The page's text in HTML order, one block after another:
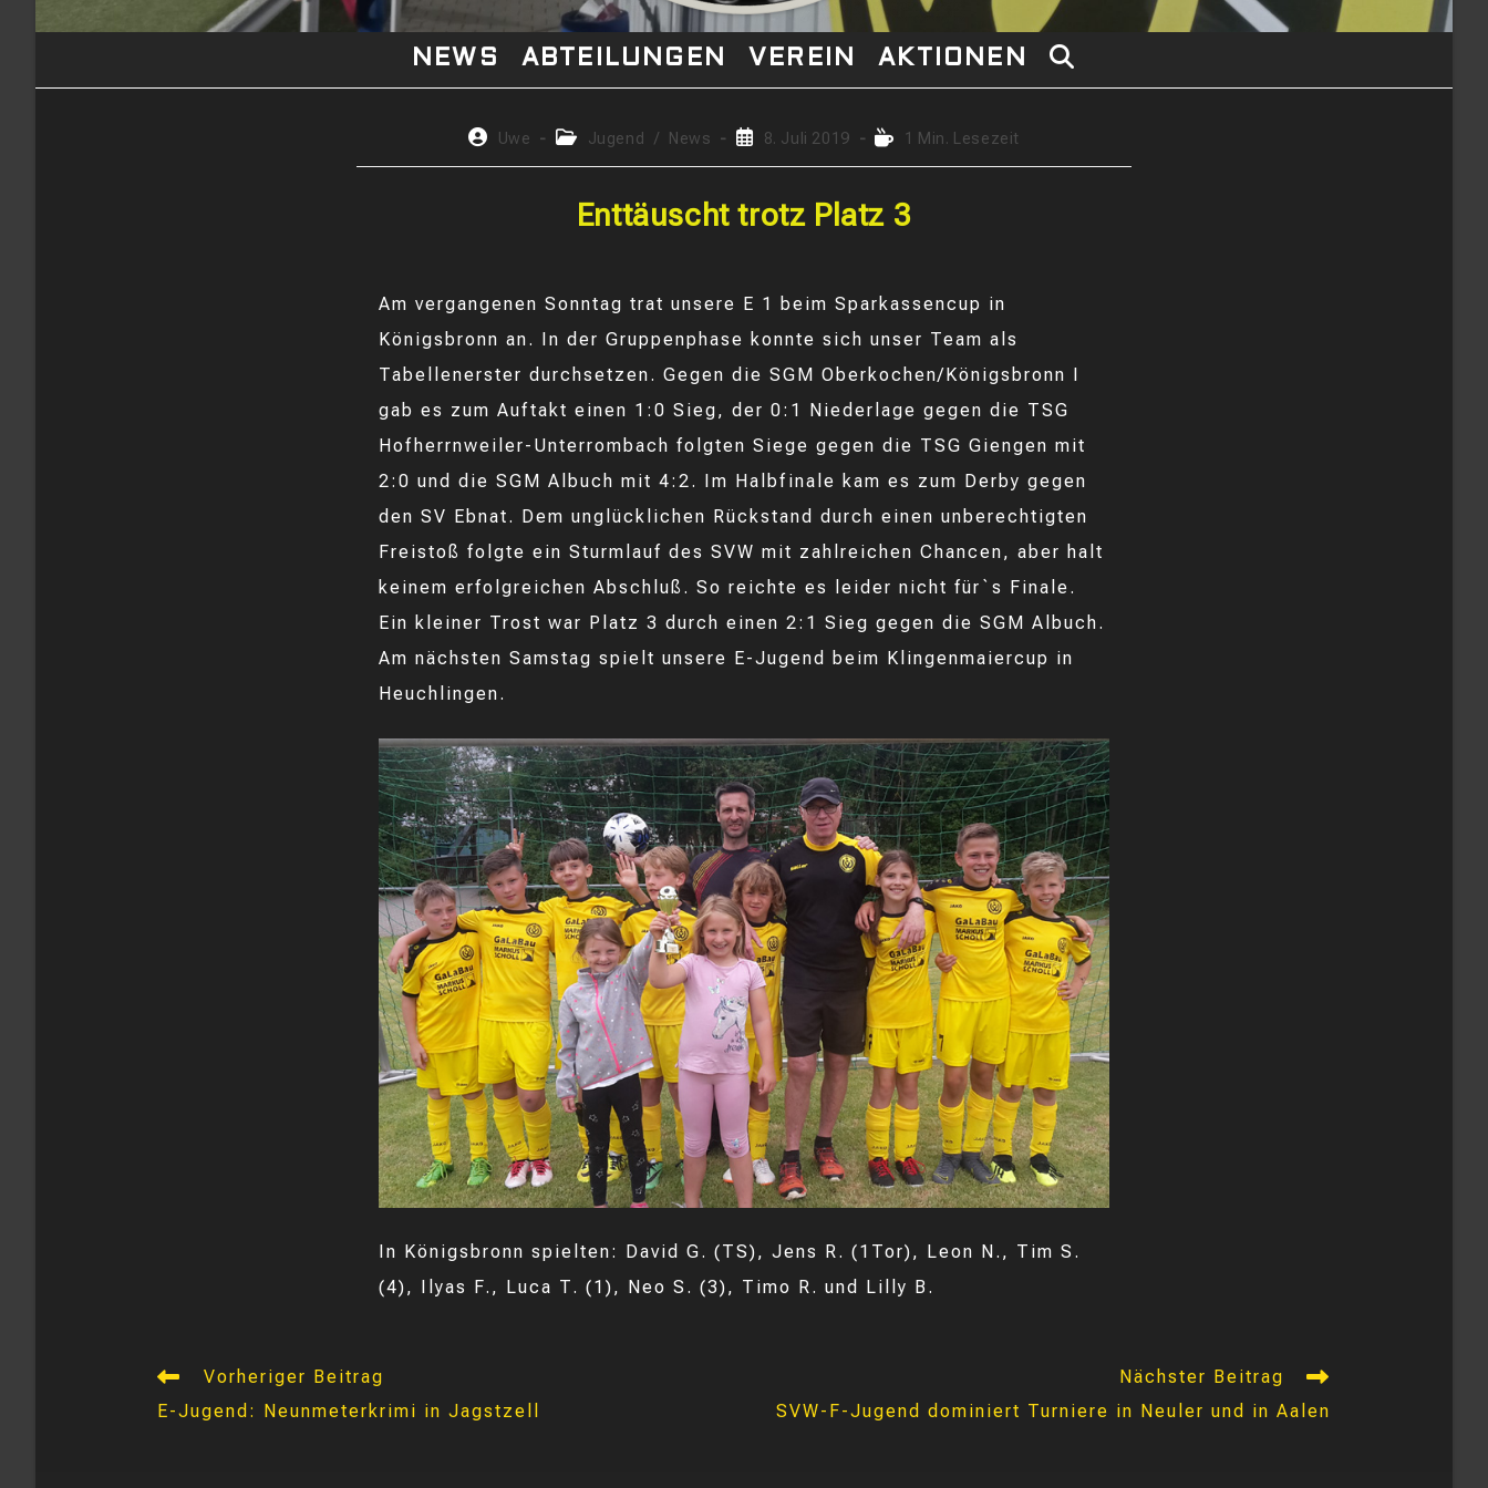
NEWS ABTEILUNGEN VEREIN AKTIONEN WEBSITE-
UMSCHALTEN
Beitrags-
Uwe
Beitrags-
Jugend / News
Beitrag8. Juli 2019 Lesedauer:
1 Min. Lesezeit
Enttäuscht trotz Platz 3
Am vergangenen Sonntag trat unsere E 1 beim Sparkassencup in
Königsbronn an. In der Gruppenphase konnte sich unser Team als
Tabellenerster durchsetzen. Gegen die SGM Oberkochen/Königsbronn I
gab es zum Auftakt einen 1:0 Sieg, der 0:1 Niederlage gegen die TSG
Hofherrnweiler-Unterrombach folgten Siege gegen die TSG Giengen mit
2:0 und die SGM Albuch mit 4:2. Im Halbfinale kam es zum Derby gegen
den SV Ebnat. Dem unglücklichen Rückstand durch einen unberechtigten
Freistoß folgte ein Sturmlauf des SVW mit zahlreichen Chancen, aber halt
keinem erfolgreichen Abschluß. So reichte es leider nicht für`s Finale.
Ein kleiner Trost war Platz 3 durch einen 2:1 Sieg gegen die SGM Albuch.
Am nächsten Samstag spielt unsere E-Jugend beim Klingenmaiercup in
Heuchlingen.
In Königsbronn spielten: David G. (TS), Jens R. (1Tor), Leon N., Tim S.
(4), Ilyas F., Luca T. (1), Neo S. (3), Timo R. und Lilly B.
Weitere
ansehen
Vorheriger Beitrag
E-Jugend: Neunmeterkrimi in Jagstzell
Nächster Beitrag
SVW-F-Jugend dominiert Turniere in Neuler und in Aalen